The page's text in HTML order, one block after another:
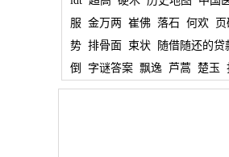
服 金万两 崔佛 落石 何欢
势 排骨面 束状 随借随还的贷
倒
字谜答案 飘逸 芦蒿 楚玉